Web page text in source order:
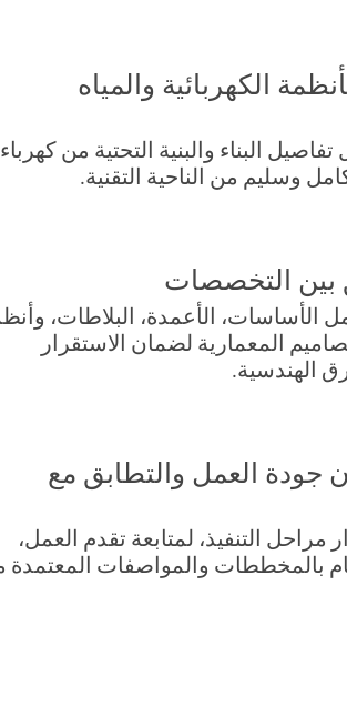
الكهربائية والمياه
البناء والبنية التحتية من
وسليم من الناحية التقنية.
بين التخصصات
الأساسات، الأعمدة، البلاطات،
المعمارية لضمان الاستقرار
الهندسية.
جودة العمل والتطابق مع
التنفيذ، لمتابعة تقدم العمل،
بالمخططات والمواصفات